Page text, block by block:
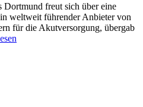
freut sich über eine
weltweit führender Anbieter von
für die Akutversorgung, übergab